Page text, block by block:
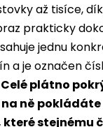
až tisíce,
prakticky
jednu
a je označen
Celé plátno
ně
stejnému